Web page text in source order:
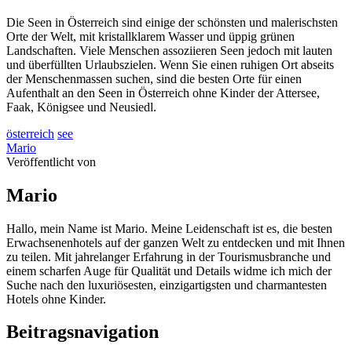
Die Seen in Österreich sind einige der schönsten und malerischsten
Orte der Welt, mit kristallklarem Wasser und üppig grünen
Landschaften. Viele Menschen assoziieren Seen jedoch mit lauten
und überfüllten Urlaubszielen. Wenn Sie einen ruhigen Ort abseits
der Menschenmassen suchen, sind die besten Orte für einen
Aufenthalt an den Seen in Österreich ohne Kinder der Attersee,
Faak, Königsee und Neusiedl.
österreich see
Mario
Veröffentlicht von
Mario
Hallo, mein Name ist Mario. Meine Leidenschaft ist es, die besten
Erwachsenenhotels auf der ganzen Welt zu entdecken und mit Ihnen
zu teilen. Mit jahrelanger Erfahrung in der Tourismusbranche und
einem scharfen Auge für Qualität und Details widme ich mich der
Suche nach den luxuriösesten, einzigartigsten und charmantesten
Hotels ohne Kinder.
Beitragsnavigation